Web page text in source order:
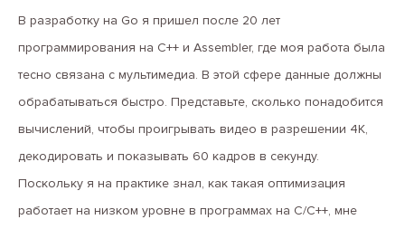
В разработку на Go я пришел после 20 лет
программирования на С++ и Assembler, где моя работа была
тесно связана с мультимедиа. В этой сфере данные должны
обрабатываться быстро. Представьте, сколько понадобится
вычислений, чтобы проигрывать видео в разрешении 4К,
декодировать и показывать 60 кадров в секунду.
Поскольку я на практике знал, как такая оптимизация
работает на низком уровне в программах на C/C++, мне